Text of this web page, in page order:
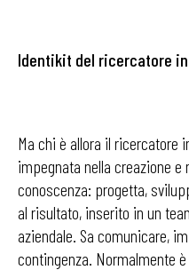
Identikit del ricercatore
Ma chi è allora il ricercatore
impegnata nella creazione e
conoscenza: progetta,
al risultato, inserito in un
aziendale. Sa comunicare,
contingenza. Normalmente